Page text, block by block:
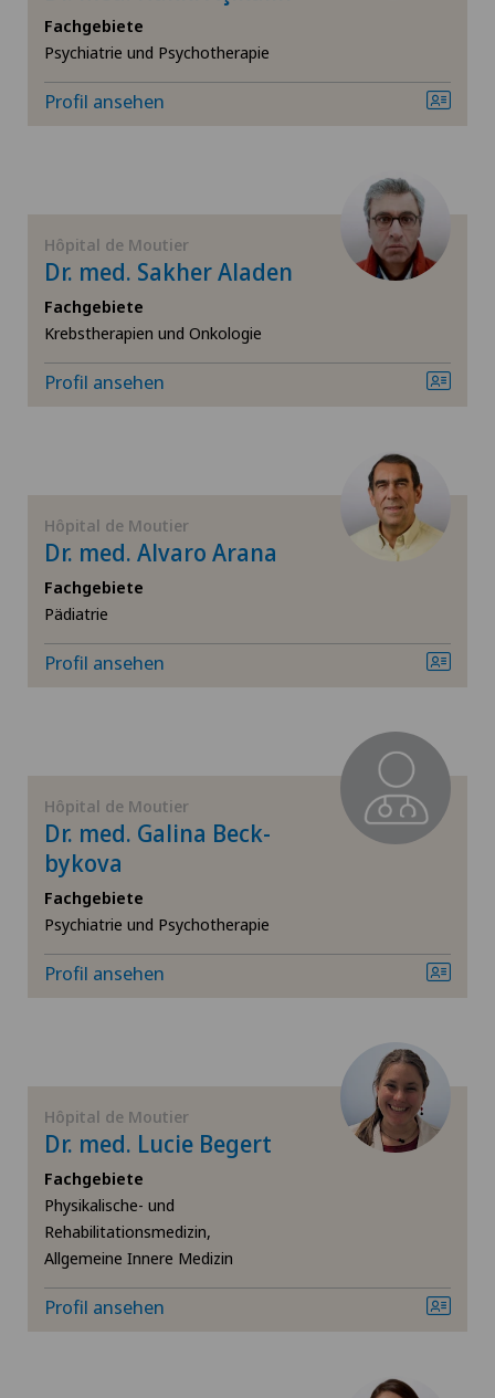
Geburtshilfe
Hals-Nasen-Ohren-Heilkunde (HNO)
Handchirurgie
Hüftarthrose
Hüftprothese
Infektiologie
Kardiologie
Kniearthroskopie
Kniechirurgie
Knieprothese | Künstliches Kniegelenk
Kreuzbandriss
Meniskusriss (Meniskusläsion)
Nephrologie
Neurochirurgie
SH
FR
VS
Fachgebiete
Psychiatrie und Psychotherapie
Profil ansehen
Hôpital de Moutier
Dr. med. Sakher Aladen
Fachgebiete
Krebstherapien und Onkologie
Profil ansehen
Hôpital de Moutier
Dr. med. Alvaro Arana
Fachgebiete
Pädiatrie
Profil ansehen
Hôpital de Moutier
Dr. med. Galina Beck-
bykova
Fachgebiete
Psychiatrie und Psychotherapie
Profil ansehen
Hôpital de Moutier
Dr. med. Lucie Begert
Fachgebiete
Physikalische- und
Rehabilitationsmedizin,
Allgemeine Innere Medizin
Profil ansehen